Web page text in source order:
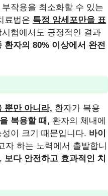
작용을 최소화할 수 있는
료법은 특정 암세포만을 표
험에서도 긍정적인 결과
환자의 80% 이상에서 완전
뿐만 아니라, 환자가 복용
복용할 때, 환자의 체내에
이 크기 때문입니다. 바이
자 하는 노력에서 출발합니
보다 안전하고 효과적인 치